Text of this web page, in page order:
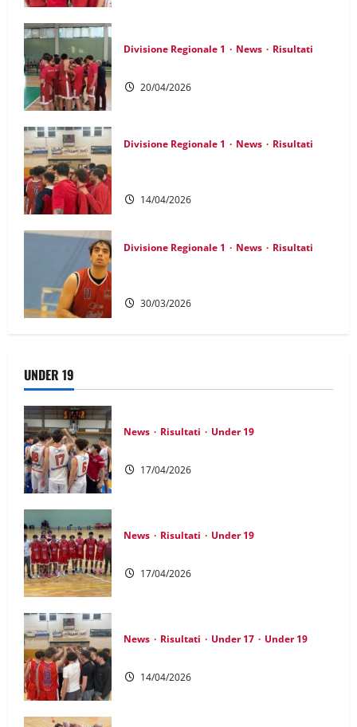
Divisione Regionale 1 News Risultati
20/04/2026
Divisione Regionale 1 News Risultati
14/04/2026
Divisione Regionale 1 News Risultati
30/03/2026
UNDER 19
News Risultati Under 19
17/04/2026
News Risultati Under 19
17/04/2026
News Risultati Under 17 Under 19
14/04/2026